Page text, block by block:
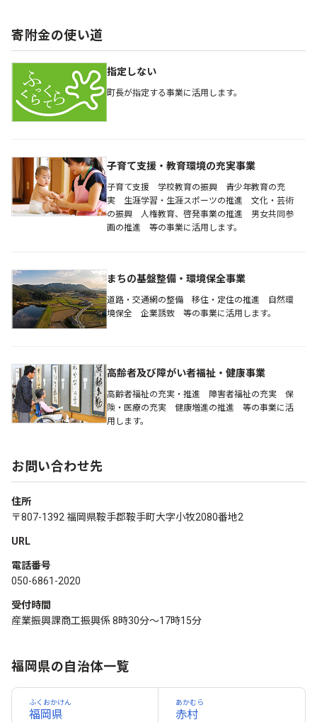
寄附金の使い道
指定しない
町長が指定する事業に活用します。
子育て支援・教育環境の充実事業
子育て支援 学校教育の振興 青少年教育の充
実 生涯学習・生涯スポーツの推進 文化・芸術
の振興 人権教育、啓発事業の推進 男女共同参
画の推進 等の事業に活用します。
まちの基盤整備・環境保全事業
道路・交通網の整備 移住・定住の推進 自然環
境保全 企業誘致 等の事業に活用します。
高齢者及び障がい者福祉・健康事業
高齢者福祉の充実・推進 障害者福祉の充実 保
険・医療の充実 健康増進の推進 等の事業に活
用します。
お問い合わせ先
住所
〒807-1392 福岡県鞍手郡鞍手町大字小牧2080番地2
URL
電話番号
050-6861-2020
受付時間
産業振興課商工振興係 8時30分～17時15分
福岡県の自治体一覧
福岡県
ふくおかけん
赤村
あかむら